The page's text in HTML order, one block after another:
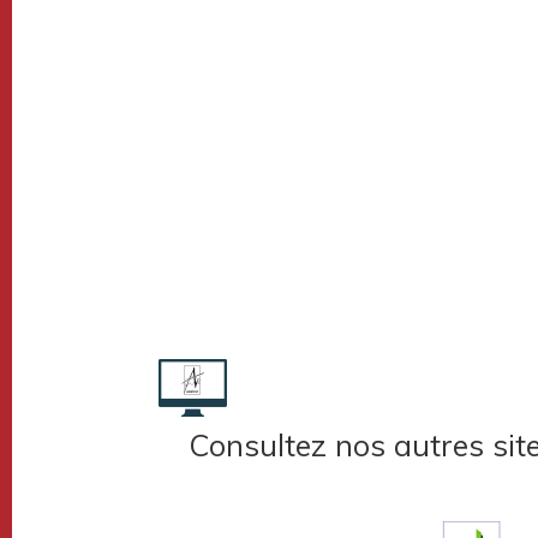
Consultez nos autres